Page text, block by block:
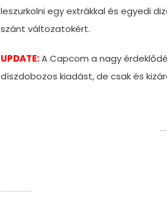
leszurkolni egy extrákkal és egyedi
szánt változatokért.
UPDATE:A Capcom a nagy
díszdobozos kiadást, de csak és